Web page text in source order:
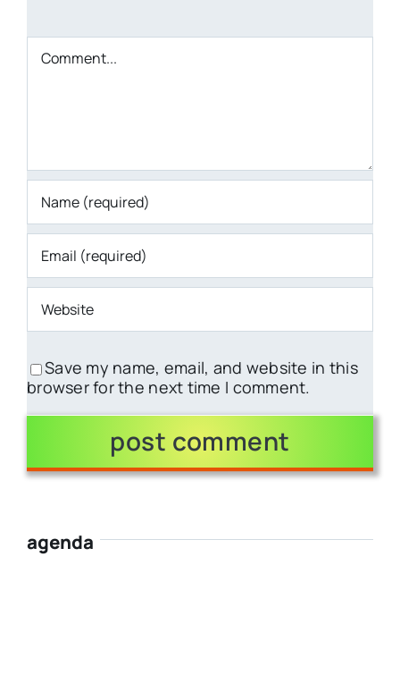
Save my name, email, and website in this
browser for the next time I comment.
agenda